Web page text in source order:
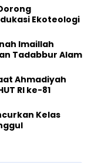
Kesadaran Lingkungan Lewat Edukasi Ekoteologi
Imaillah
dan Tadabbur Alam
Ahmadiyah
RI ke-81
Kelas